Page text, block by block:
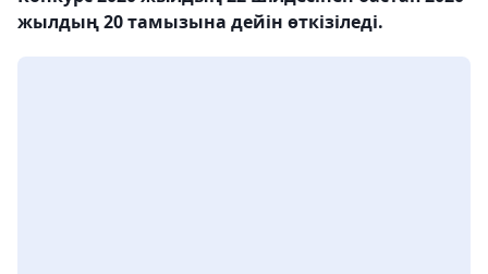
жылдың 20 тамызына дейін өткізіледі.